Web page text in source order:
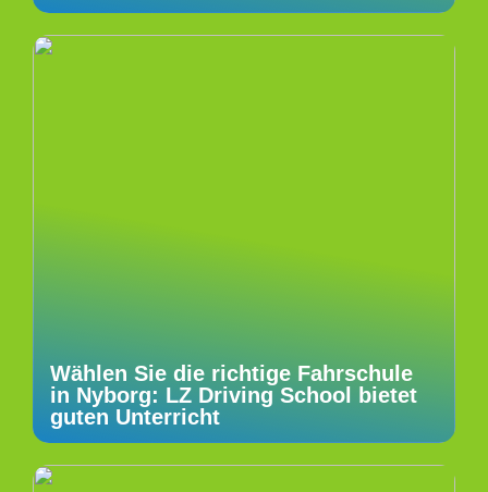
Wählen Sie die richtige Fahrschule
in Nyborg: LZ Driving School bietet
guten Unterricht